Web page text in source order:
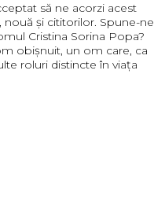
să ne acorzi acest
și cititorilor. Spune-ne
Cristina Sorina Popa?
obișnuit, un om care, ca
roluri distincte în viața